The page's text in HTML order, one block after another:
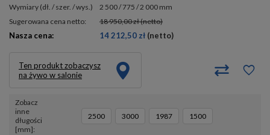
wymiary (dł. / szer. / wys.)
2 500 / 775 / 2 000 mm
Sugerowana cena netto:
18 950,00 zł(netto)
Nasza cena: 14 212,50 zł (netto)
Ten produkt zobaczysz
na żywo w salonie
Zobacz
inne
długości
[mm]
2500 3000 1987 1500